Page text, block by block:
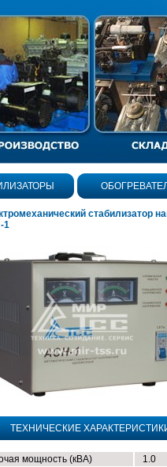
стабилизатор
1
ТЕХНИЧЕСКИЕ
мощность (кВА)
1.0